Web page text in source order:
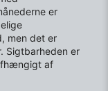
er
men det er
Sigtbarheden er
af